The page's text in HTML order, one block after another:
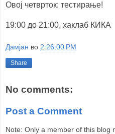
Овој четврток: тестирање!
19:00 до 21:00, хаклаб КИКА
Дамјан во 2:26:00 PM
Share
No comments:
Post a Comment
Note: Only a member of this blog